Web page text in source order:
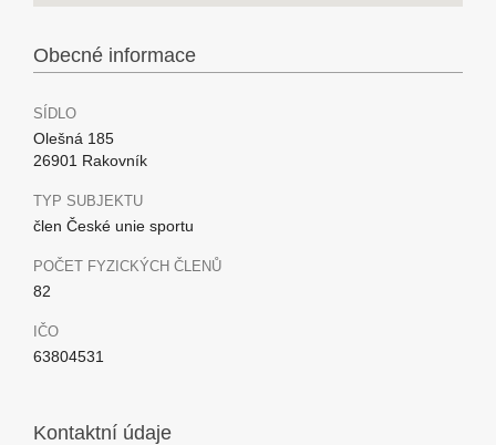
Obecné informace
SÍDLO
Olešná 185
26901 Rakovník
TYP SUBJEKTU
člen České unie sportu
POČET FYZICKÝCH ČLENŮ
82
IČO
63804531
Kontaktní údaje